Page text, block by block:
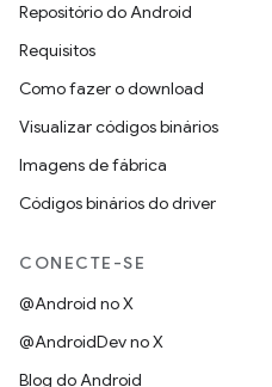
Repositório do Android
Requisitos
Como fazer o download
Visualizar códigos binários
Imagens de fábrica
Códigos binários do driver
CONECTE-SE
@Android no X
@AndroidDev no X
Blog do Android